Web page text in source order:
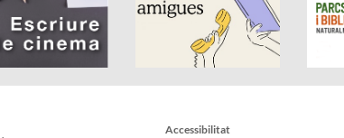
Accessibilitat